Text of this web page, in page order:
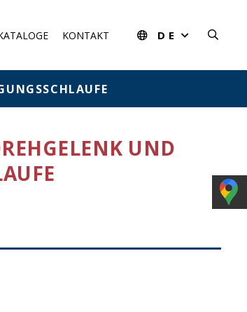
DE
KONTAKT
UND